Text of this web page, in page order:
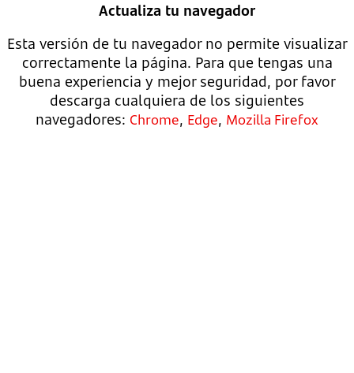
Actualiza tu navegador
Esta versión de tu navegador no permite visualizar
correctamente la página. Para que tengas una
buena experiencia y mejor seguridad, por favor
descarga cualquiera de los siguientes
navegadores: Chrome, Edge, Mozilla Firefox